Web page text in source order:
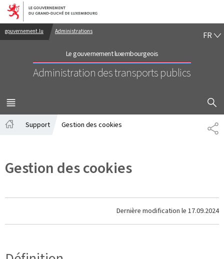
Aller au menu principal
Aller au contenu
gouvernement.lu Administrations
Le gouvernement luxembourgeois
Administration des transports publics
FR
MENU
PRINCIPAL
Support Gestion des cookies
Gestion des cookies
Dernière modification le 17.09.2024